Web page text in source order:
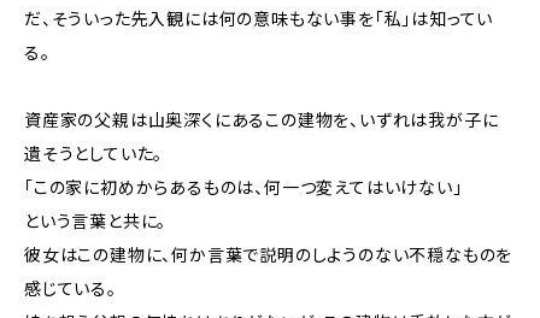
だ、そういった先入観には何の意味もない事を「私」は知ってい
る。
資産家の父親は山奥深くにあるこの建物を、いずれは我が子に
遺そうとしていた。
「この家に初めからあるものは、何一つ変えてはいけない」
という言葉と共に。
彼女はこの建物に、何か言葉で説明のしようのない不穏なものを
感じている。